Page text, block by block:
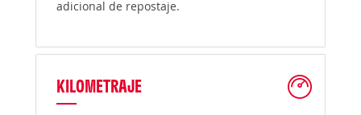
adicional de repostaje.
KILOMETRAJE